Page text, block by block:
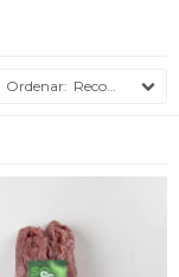
Recomendados